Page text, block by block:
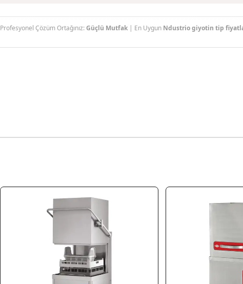
Profesyonel Çözüm Ortağınız:Güçlü Mutfak | En Uygun Ndustrio giyotin tip